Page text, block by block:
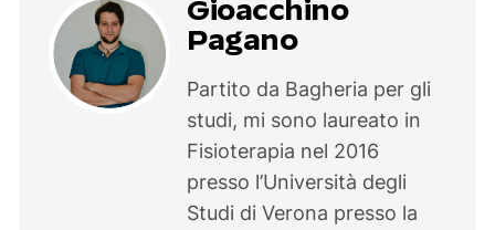
Gioacchino
Pagano
Partito da Bagheria per gli
studi, mi sono laureato in
Fisioterapia nel 2016
presso l’Università degli
Studi di Verona presso la